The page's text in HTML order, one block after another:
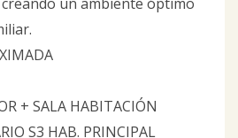
+ SALA HABITACIÓN
S3 HAB. PRINCIPAL